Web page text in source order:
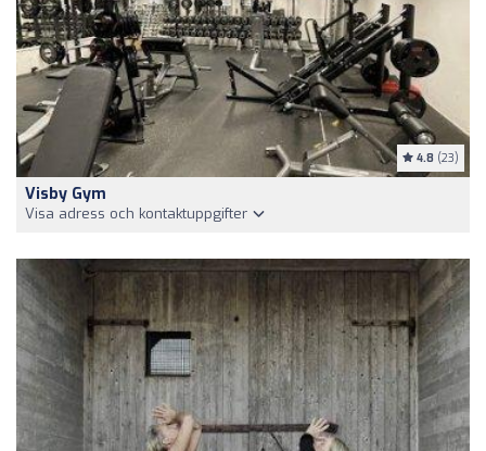
4.8 (23)
Visby Gym
Visa adress och kontaktuppgifter